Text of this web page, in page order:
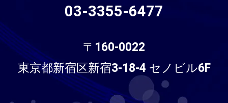
03-3355-6477
〒160-0022
東京都新宿区新宿3-18-4 セノビル6F